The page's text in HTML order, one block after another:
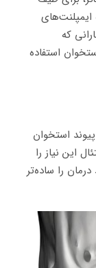
که
استفاده
استخوان
این نیاز را
درمان را ساده‌تر